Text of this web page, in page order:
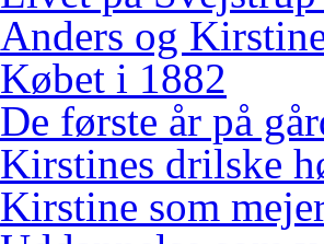
Anders og
Købet i 1882
De første år på
Kirstines drilske
Kirstine som